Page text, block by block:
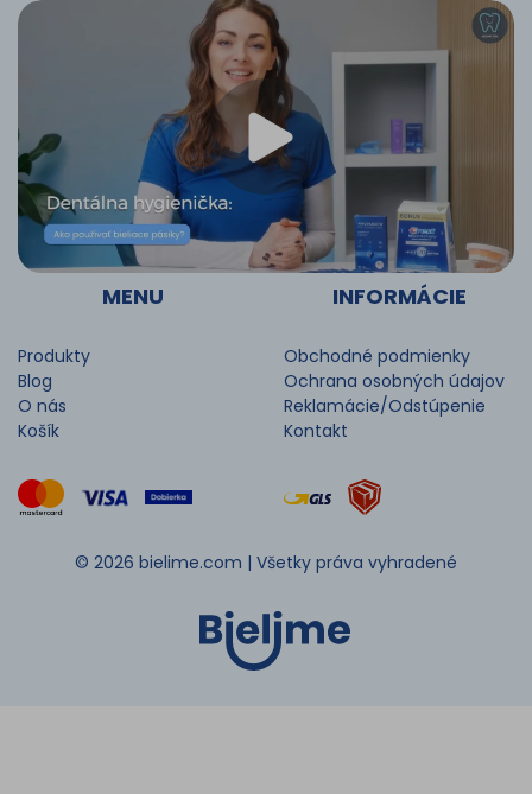
MENU
Produkty
Blog
O nás
Košík
INFORMÁCIE
Obchodné podmienky
Ochrana osobných údajov
Reklamácie/Odstúpenie
Kontakt
© 2026 bielime.com | Všetky práva vyhradené